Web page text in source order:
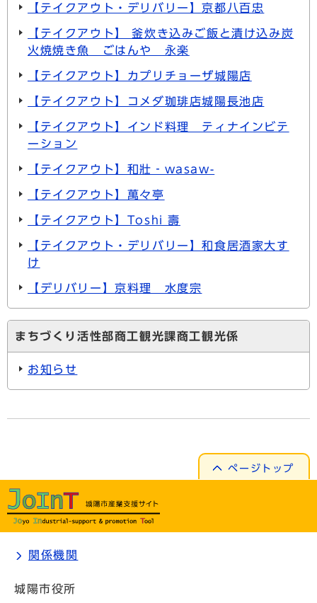
【テイクアウト・デリバリー】京都八百忠
【テイクアウト】 釜炊き込みご飯と漬け込み炭
火焼焼き魚 ごはんや 永楽
【テイクアウト】カプリチョーザ城陽店
【テイクアウト】コメダ珈琲店城陽長池店
【テイクアウト】インド料理 ティナインビテ
ーション
【テイクアウト】和壯‐wasaw-
【テイクアウト】萬々亭
【テイクアウト】Toshi 壽
【テイクアウト・デリバリー】和食居酒家大す
け
【デリバリー】京料理 水度宗
まちづくり活性部商工観光課商工観光係
お知らせ
ページトップ
関係機関
城陽市役所